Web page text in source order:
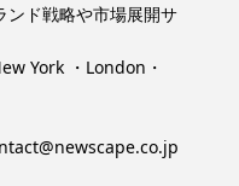
ンド戦略や市場展開サ
York ・London・